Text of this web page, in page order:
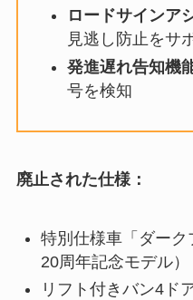
ロードサインア
見逃し防止をサ
発進遅れ告知機
号を検知
廃止された仕様：
特別仕様車「ダー
20周年記念モデル）
リフト付きバン4ド